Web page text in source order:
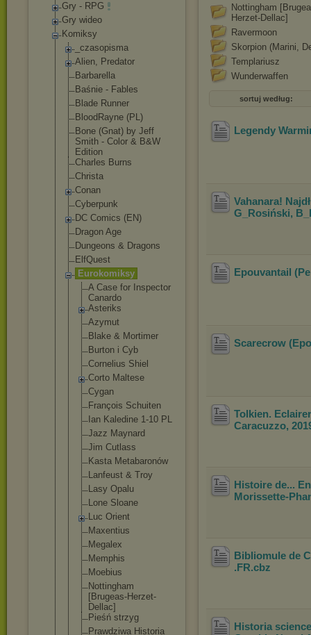
Gry - RPG
Gry wideo
Komiksy
_czasopisma
Alien, Predator
Barbarella
Baśnie - Fables
Blade Runner
BloodRayne (PL)
Bone (Gnat) by Jeff
Smith - Color & B&W
Edition
Charles Burns
Christa
Conan
Cyberpunk
DC Comics (EN)
Dragon Age
Dungeons & Dragons
ElfQuest
Eurokomiksy
A Case for Inspector
Canardo
Asteriks
Azymut
Blake & Mortimer
Burton i Cyb
Cornelius Shiel
Corto Maltese
Cygan
François Schuiten
Ian Kaledine 1-10 PL
Jazz Maynard
Jim Cutlass
Kasta Metabaronów
Lanfeust & Troy
Lasy Opalu
Lone Sloane
Luc Orient
Maxentius
Megalex
Memphis
Moebius
Nottingham
[Brugeas-Herzet-
Dellac]
Pieśń strzyg
Prawdziwa Historia
Nottingham
Herzet-Dellac]
Ravermoon
Skorpion (Marini,
Templariusz
Wunderwaffen
sortuj według:
Legendy
Vahanara!
G_Rosiński,
Epouvantail
Scarecrow
Tolkien.
Caracuzzo,
Histoire de...
Morissette-
Bibliomule de
.FR.cbz
Historia